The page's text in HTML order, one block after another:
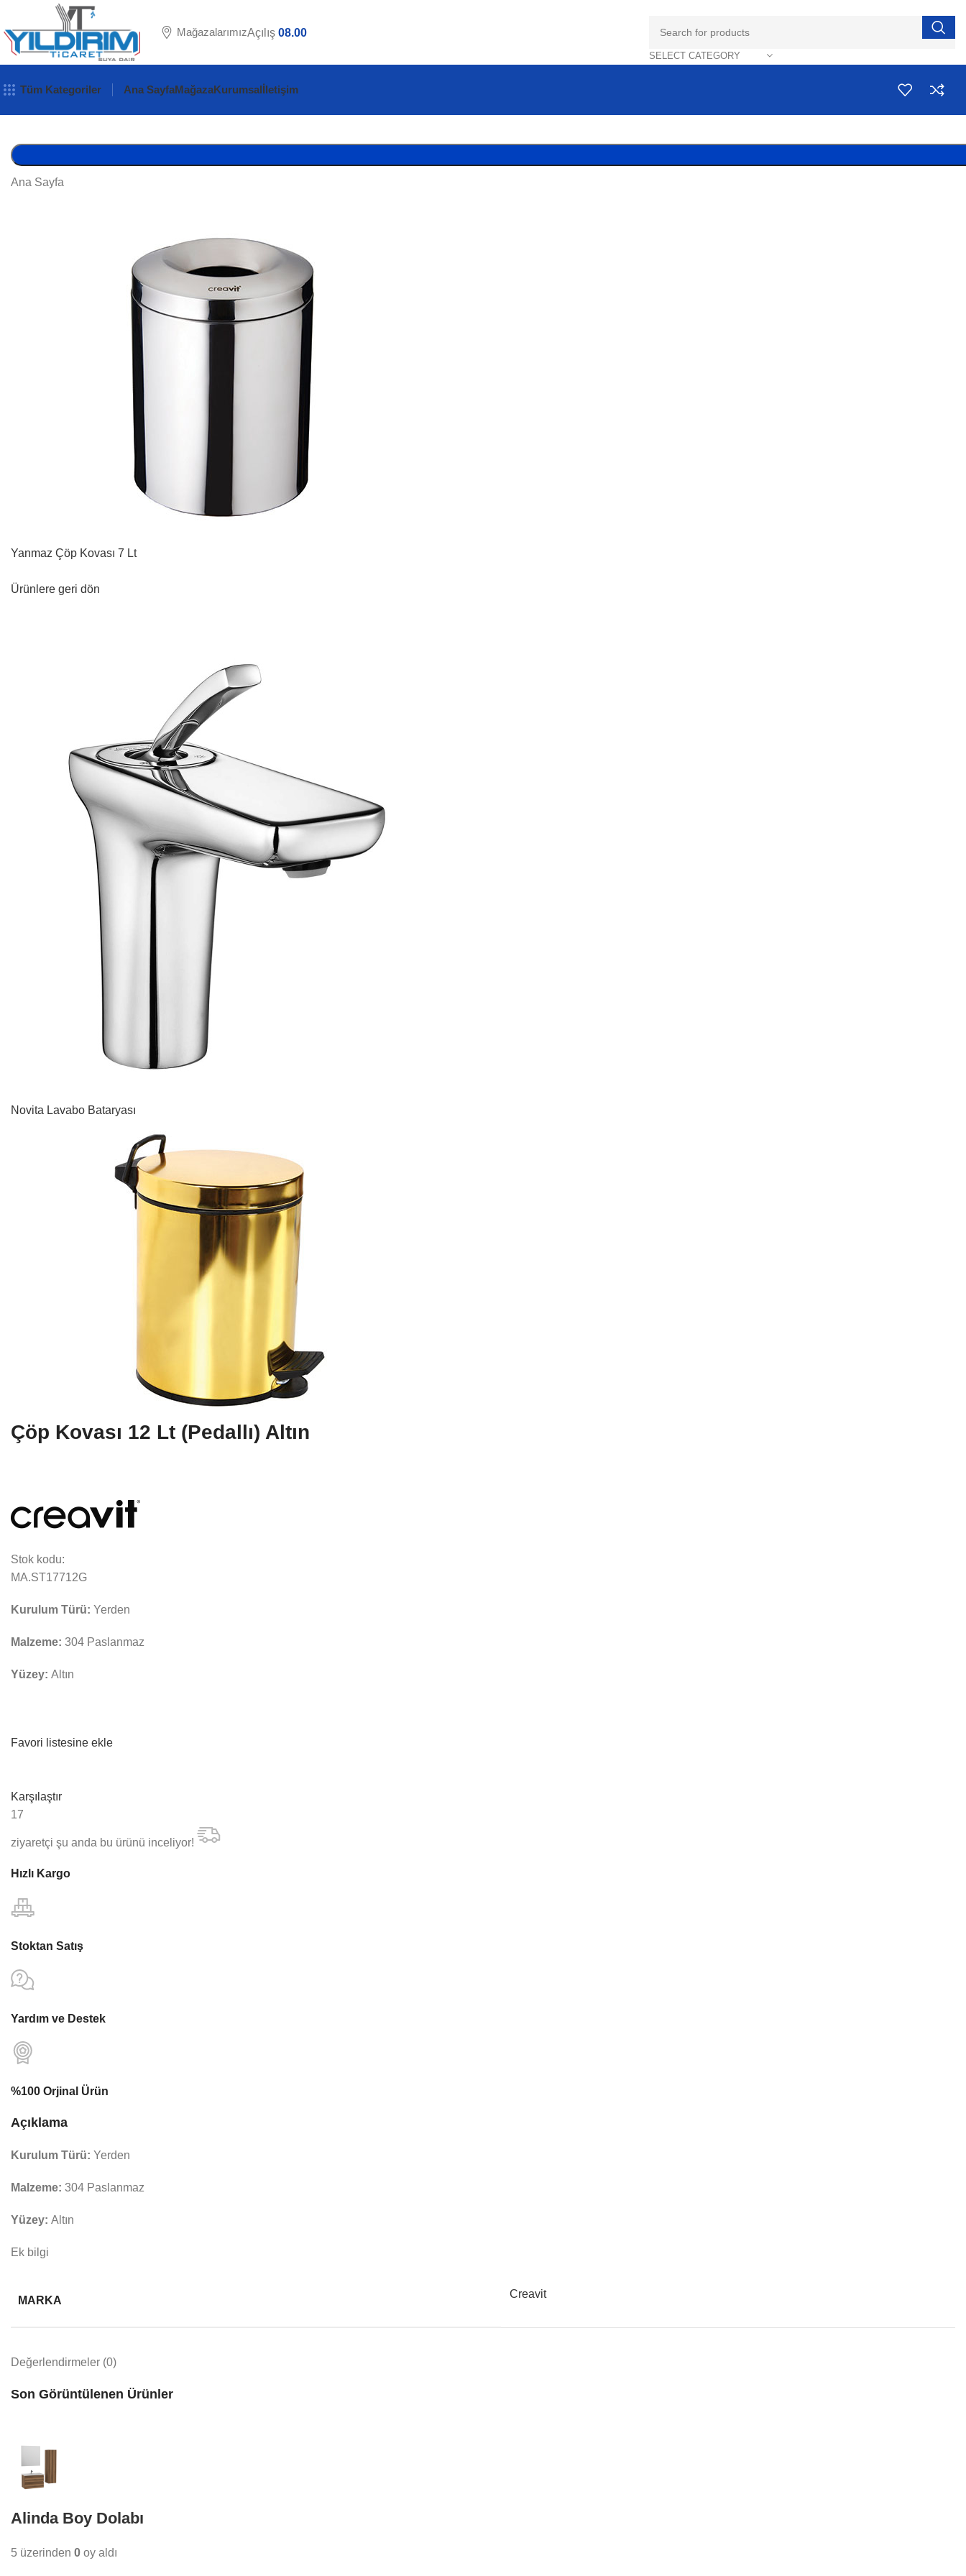
MağazalarımızAçılış 08.00
SELECT CATEGORY
Tüm Kategoriler Ana SayfaMağazaKurumsalİletişim
Ana Sayfa
Yanmaz Çöp Kovası 7 Lt
Ürünlere geri dön
Novita Lavabo Bataryası
Çöp Kovası 12 Lt (Pedallı) Altın
Stok kodu:
MA.ST17712G
Kurulum Türü: Yerden
Malzeme: 304 Paslanmaz
Yüzey: Altın
Favori listesine ekle
Karşılaştır
17
ziyaretçi şu anda bu ürünü inceliyor!
Hızlı Kargo
Stoktan Satış
Yardım ve Destek
%100 Orjinal Ürün
Açıklama
Kurulum Türü: Yerden
Malzeme: 304 Paslanmaz
Yüzey: Altın
Ek bilgi
MARKA
Creavit
Değerlendirmeler (0)
Son Görüntülenen Ürünler
Alinda Boy Dolabı
5 üzerinden 0 oy aldı